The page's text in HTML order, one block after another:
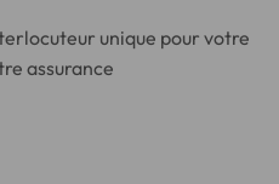
unique pour votre
assurance